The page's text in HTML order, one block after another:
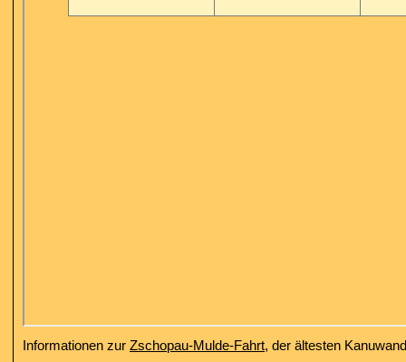
Informationen zur Zschopau-Mulde-Fahrt, der ältesten